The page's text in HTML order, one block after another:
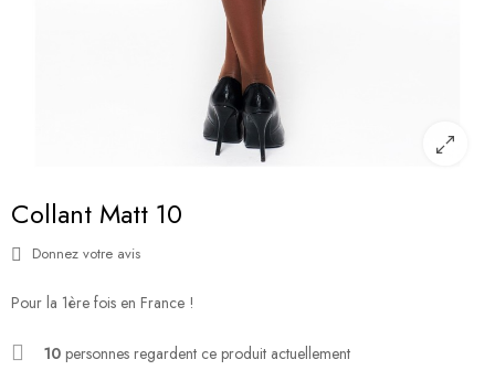
Collant Matt 10
Donnez votre avis
Pour la 1ère fois en France !
10 personnes regardent ce produit actuellement